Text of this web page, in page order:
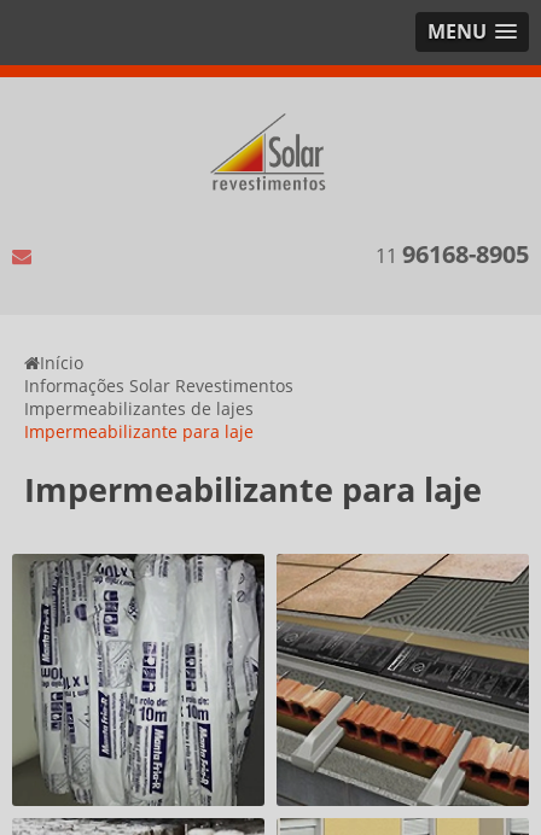
MENU
11 96168-8905
Início
Informações Solar Revestimentos
Impermeabilizantes de lajes
Impermeabilizante para laje
Impermeabilizante para laje